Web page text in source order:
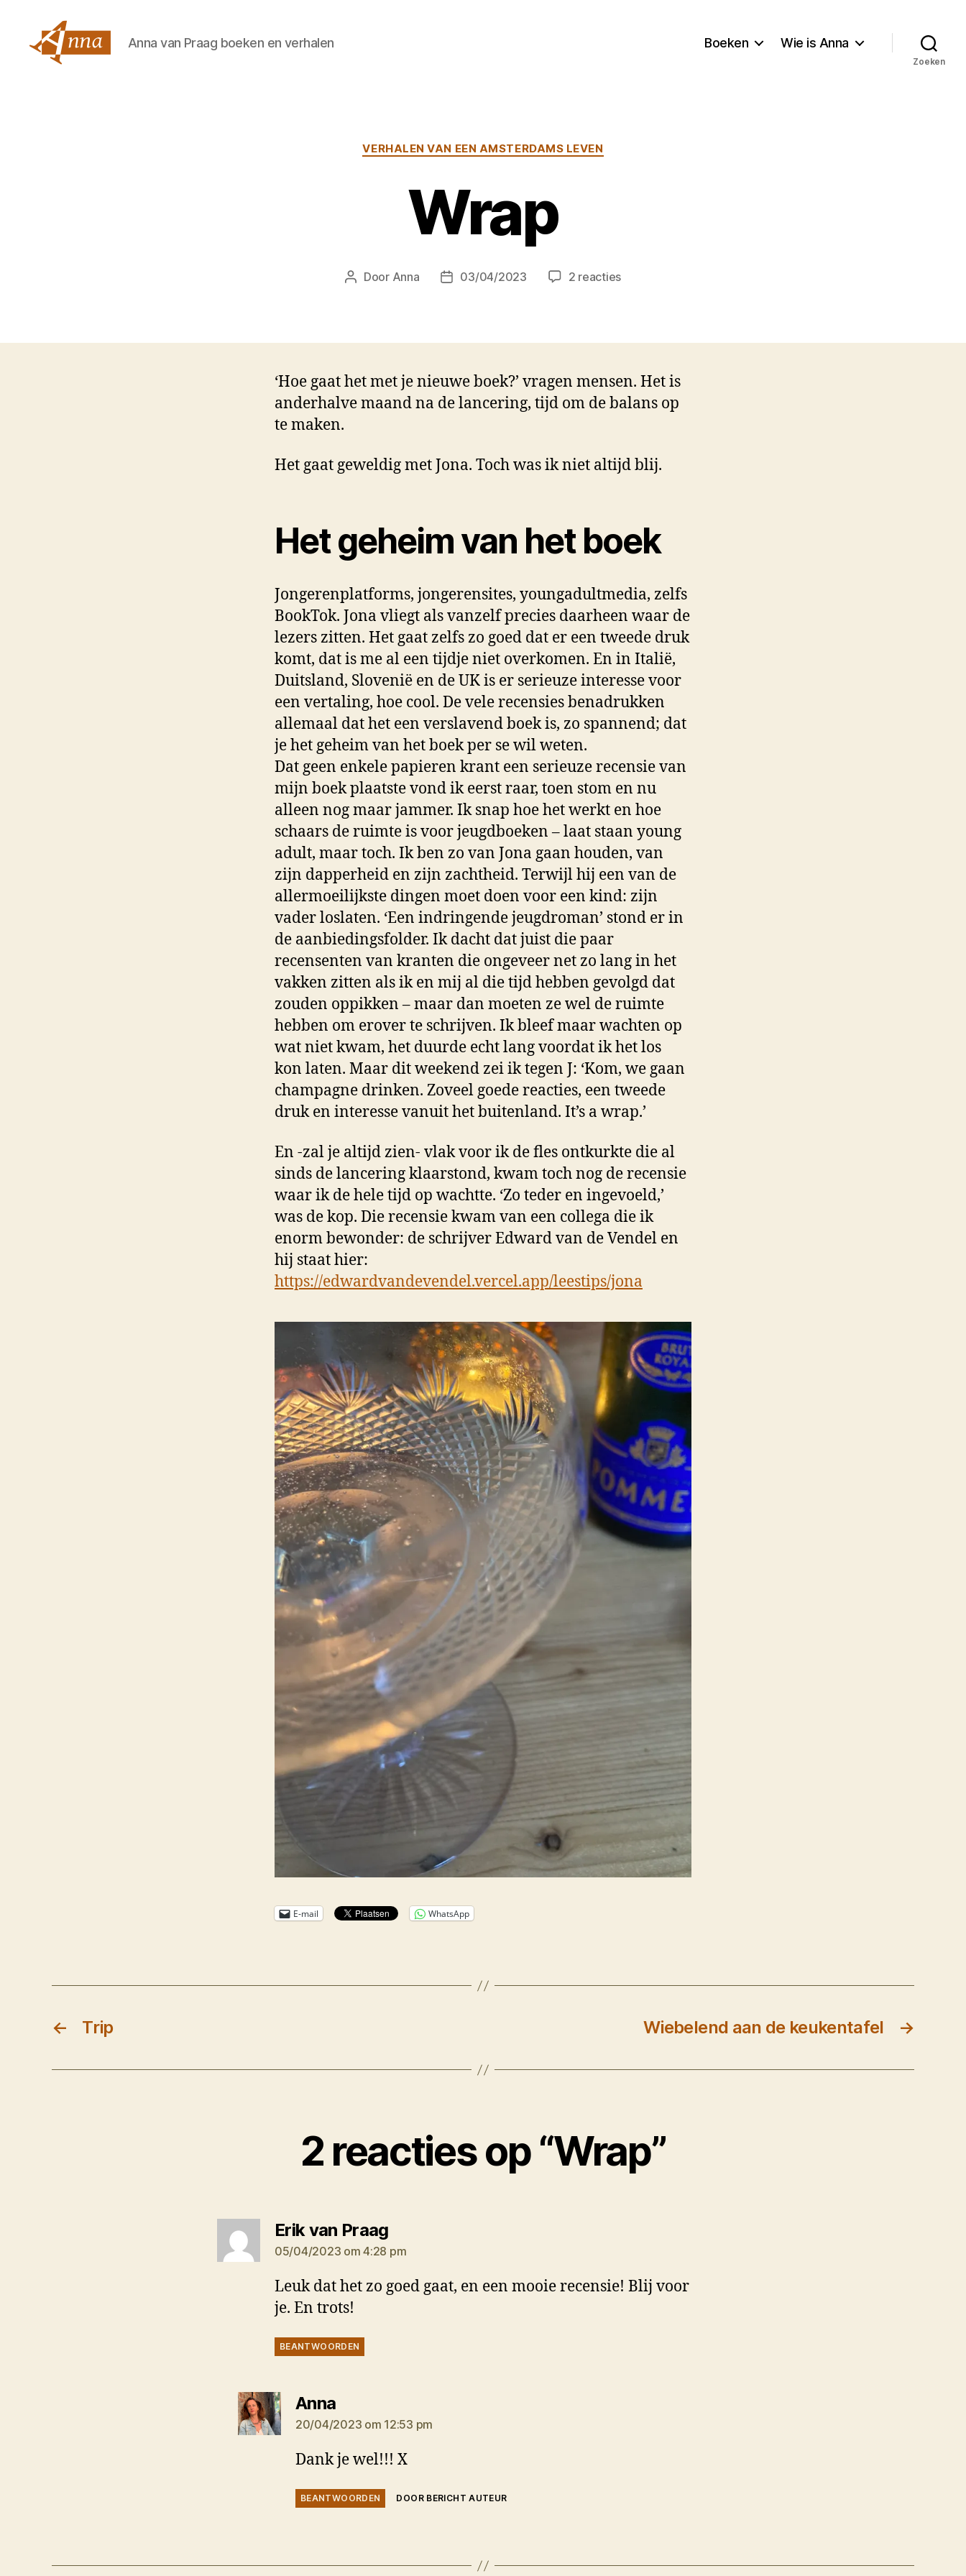
Anna van Praag boeken en verhalen Boeken Wie is Anna
Zoeken
Categorieën
VERHALEN VAN EEN AMSTERDAMS LEVEN
Wrap
Berichtauteur
Door Anna Berichtdatum
03/04/2023 2 reactiesop
‘Hoe gaat het met je nieuwe boek?’ vragen mensen. Het is
anderhalve maand na de lancering, tijd om de balans op
te maken.
Het gaat geweldig met Jona. Toch was ik niet altijd blij.
Het geheim van het boek
Jongerenplatforms, jongerensites, youngadultmedia, zelfs
BookTok. Jona vliegt als vanzelf precies daarheen waar de
lezers zitten. Het gaat zelfs zo goed dat er een tweede druk
komt, dat is me al een tijdje niet overkomen. En in Italië,
Duitsland, Slovenië en de UK is er serieuze interesse voor
een vertaling, hoe cool. De vele recensies benadrukken
allemaal dat het een verslavend boek is, zo spannend; dat
je het geheim van het boek per se wil weten.
Dat geen enkele papieren krant een serieuze recensie van
mijn boek plaatste vond ik eerst raar, toen stom en nu
alleen nog maar jammer. Ik snap hoe het werkt en hoe
schaars de ruimte is voor jeugdboeken – laat staan young
adult, maar toch. Ik ben zo van Jona gaan houden, van
zijn dapperheid en zijn zachtheid. Terwijl hij een van de
allermoeilijkste dingen moet doen voor een kind: zijn
vader loslaten. ‘Een indringende jeugdroman’ stond er in
de aanbiedingsfolder. Ik dacht dat juist die paar
recensenten van kranten die ongeveer net zo lang in het
vakken zitten als ik en mij al die tijd hebben gevolgd dat
zouden oppikken – maar dan moeten ze wel de ruimte
hebben om erover te schrijven. Ik bleef maar wachten op
wat niet kwam, het duurde echt lang voordat ik het los
kon laten. Maar dit weekend zei ik tegen J: ‘Kom, we gaan
champagne drinken. Zoveel goede reacties, een tweede
druk en interesse vanuit het buitenland. It’s a wrap.’
En -zal je altijd zien- vlak voor ik de fles ontkurkte die al
sinds de lancering klaarstond, kwam toch nog de recensie
waar ik de hele tijd op wachtte. ‘Zo teder en ingevoeld,’
was de kop. Die recensie kwam van een collega die ik
enorm bewonder: de schrijver Edward van de Vendel en
hij staat hier:
https://edwardvandevendel.vercel.app/leestips/jona
E-mail WhatsApp
← Trip →
Wiebelend aan de keukentafel
2 reacties op “Wrap”
Erik van Praagzegt:
05/04/2023 om 4:28 pm
Leuk dat het zo goed gaat, en een mooie recensie! Blij voor
je. En trots!
BEANTWOORDEN
Annazegt:
20/04/2023 om 12:53 pm
Dank je wel!!! X
BEANTWOORDEN DOOR BERICHT AUTEUR